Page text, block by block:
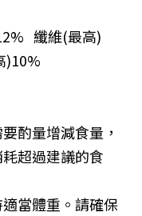
纖維(最高)
)10%
酌量增減食量，
超過建議的食
當體重。請確保